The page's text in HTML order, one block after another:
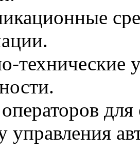
технические
для
управления